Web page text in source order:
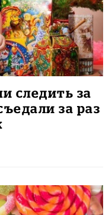
следить за
за раз